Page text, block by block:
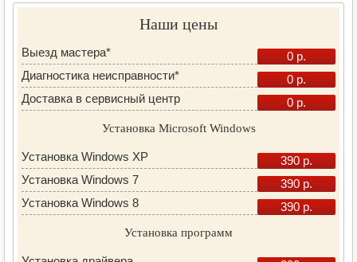
Наши цены
Выезд мастера*
0 р.
Диагностика неисправности*
0 р.
Доставка в сервисный центр
0 р.
Установка Microsoft Windows
Установка Windows XP
390 р.
Установка Windows 7
390 р.
Установка Windows 8
390 р.
Установка программ